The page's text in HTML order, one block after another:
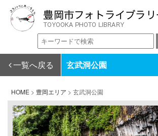
一覧へ戻る 玄武洞公園
HOME > 豊岡エリア > 玄武洞公園